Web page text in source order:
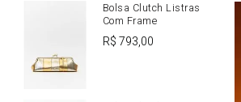
Bolsa Clutch Listras
Com Frame
R$793,00